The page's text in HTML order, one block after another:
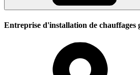
Entreprise d'installation de chauffages